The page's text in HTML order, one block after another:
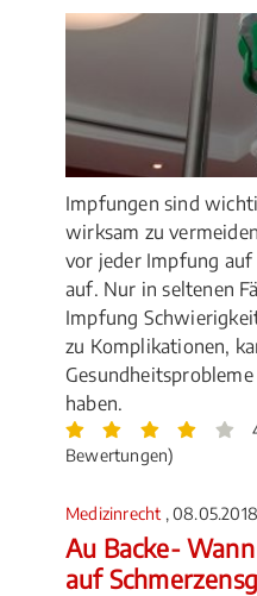
Impfungen sind
wirksam zu
vor jeder Impfung
auf. Nur in seltenen
Impfung
zu Komplikationen,
haben.
Bewertungen)
Medizinrecht , 08.05.2018
Au Backe-
auf